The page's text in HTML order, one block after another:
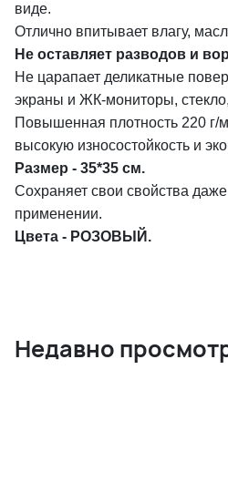
виде.
Отлично впитывает влагу,
Не оставляет разводов и
Не царапает деликатные
экраны и ЖК-мониторы,
Повышенная плотность 220 г/
высокую износостойкость и
Размер - 35*35 см.
Сохраняет свои свойства
применении.
Цвета - РОЗОВЫЙ.
Недавно